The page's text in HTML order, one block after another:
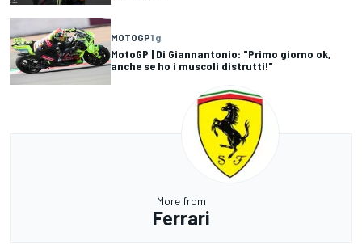
MOTOGP1 g
MotoGP | Di Giannantonio: "Primo giorno ok,
anche se ho i muscoli distrutti!"
More from
Ferrari